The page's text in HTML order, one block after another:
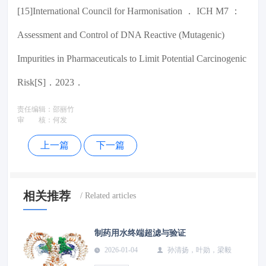
[15]International Council for Harmonisation ． ICH M7 ：
Assessment and Control of DNA Reactive (Mutagenic)
Impurities in Pharmaceuticals to Limit Potential Carcinogenic
Risk[S]．2023．
责任编辑： 邵丽竹
审 核： 何发
上一篇 下一篇
相关推荐
制药用水终端超滤与验证
2026-01-04 孙清扬，叶勋，梁毅